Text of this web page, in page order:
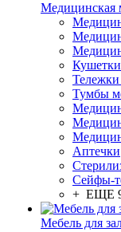
Медицинская
Тележки
Тумбы
Аптечки
Сейфы-
+ ЕЩЕ
Мебель для